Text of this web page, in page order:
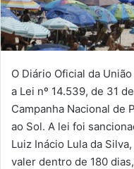
O Diário Oficial da
a Lei nº 14.539, de 31
Campanha Nacional de
ao Sol. A lei foi
Luiz Inácio Lula da
valer dentro de 180